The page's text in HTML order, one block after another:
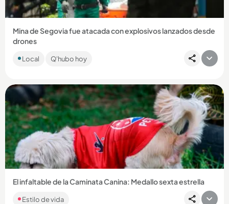
Mina de Segovia fue atacada con explosivos lanzados desde
drones
Las autoridades señalan al frente 4 de las disidencias de las
Farc como los responsables. Dos personas resultaron
Local Q'hubo hoy
Compartir Noticia
El infaltable de la Caminata Canina: Medallo sexta estrella
Estilo de vida